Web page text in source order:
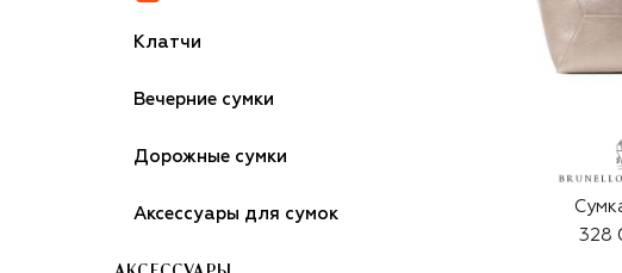
Клатчи
Вечерние сумки
Дорожные сумки
Аксессуары для сумок
328